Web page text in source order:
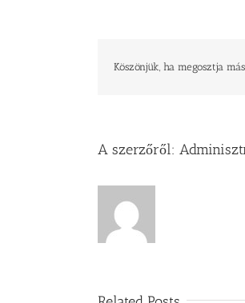
verse
Köszönjük, ha megosztja
A szerzőről: